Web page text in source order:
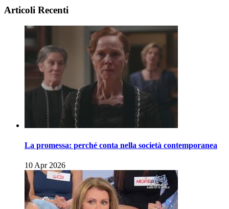
Articoli Recenti
La promessa: perché conta nella società contemporanea
10 Apr 2026